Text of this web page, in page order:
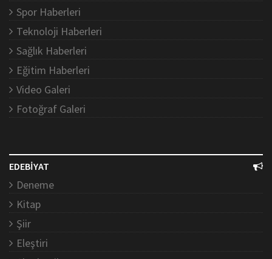
Spor Haberleri
Teknoloji Haberleri
Sağlık Haberleri
Eğitim Haberleri
Video Galeri
Fotoğraf Galeri
EDEBİYAT
Deneme
Kitap
Şiir
Eleştiri